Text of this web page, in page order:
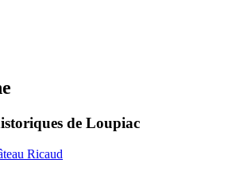
de Loupiac
Ricaud